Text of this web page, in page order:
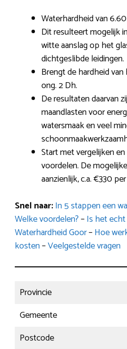
Waterhardheid van
Dit resulteert mogelijk
witte aanslag op het
dichtgeslibde leidingen.
Brengt de hardheid
ong. 2 Dh.
De resultaten daarvan
maandlasten voor
watersmaak en veel
Start met vergelijken
voordelen. De
aanzienlijk, c.a. €330
Snel naar:In 5 stappen een
Welke voordelen?–Is het
Waterhardheid Goor–Hoe
kosten–Veelgestelde vragen
Provincie
Gemeente
Postcode